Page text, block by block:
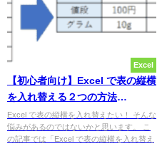
Excel
【初心者向け】Excel で表の縦横
を入れ替える２つの方法
（TRANSPOSE関数も説明！）
Excel で表の縦横を入れ替えたい！ そんな
悩みがあるのではないかと思います。 こ
の記事では「Excel で表の縦横を入れ替え